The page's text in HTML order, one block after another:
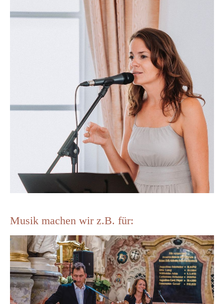
Musik machen wir z.B. für: